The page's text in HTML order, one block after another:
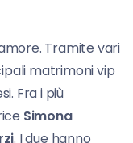
Tramite vari
matrimoni vip
Fra i più
Simona
. I due hanno